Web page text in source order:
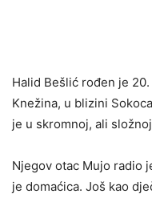
Halid Bešlić rođen je
Knežina, u blizini
je u skromnoj, ali
Njegov otac Mujo radio
je domaćica. Još kao